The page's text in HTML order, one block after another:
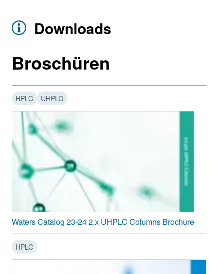
XSelect
HSS C18
XSelect ®
HSS C 18
SB
XSelect
HSS T3
C18 2.5, 3.5, 5 µm
Downloads
Broschüren
HPLC UHPLC
Waters Catalog 23-24 2.x UHPLC Columns Brochure
HPLC